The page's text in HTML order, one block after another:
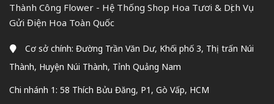
Thành Công Flower - Hệ Thống Shop Hoa Tươi & Dịch Vụ
Gửi Điện Hoa Toàn Quốc
Cơ sở chính: Đường Trần Văn Dư, Khối phố 3, Thị trấn Núi
Thành, Huyện Núi Thành, Tỉnh Quảng Nam
Chi nhánh 1: 58 Thích Bửu Đăng, P1, Gò Vấp, HCM